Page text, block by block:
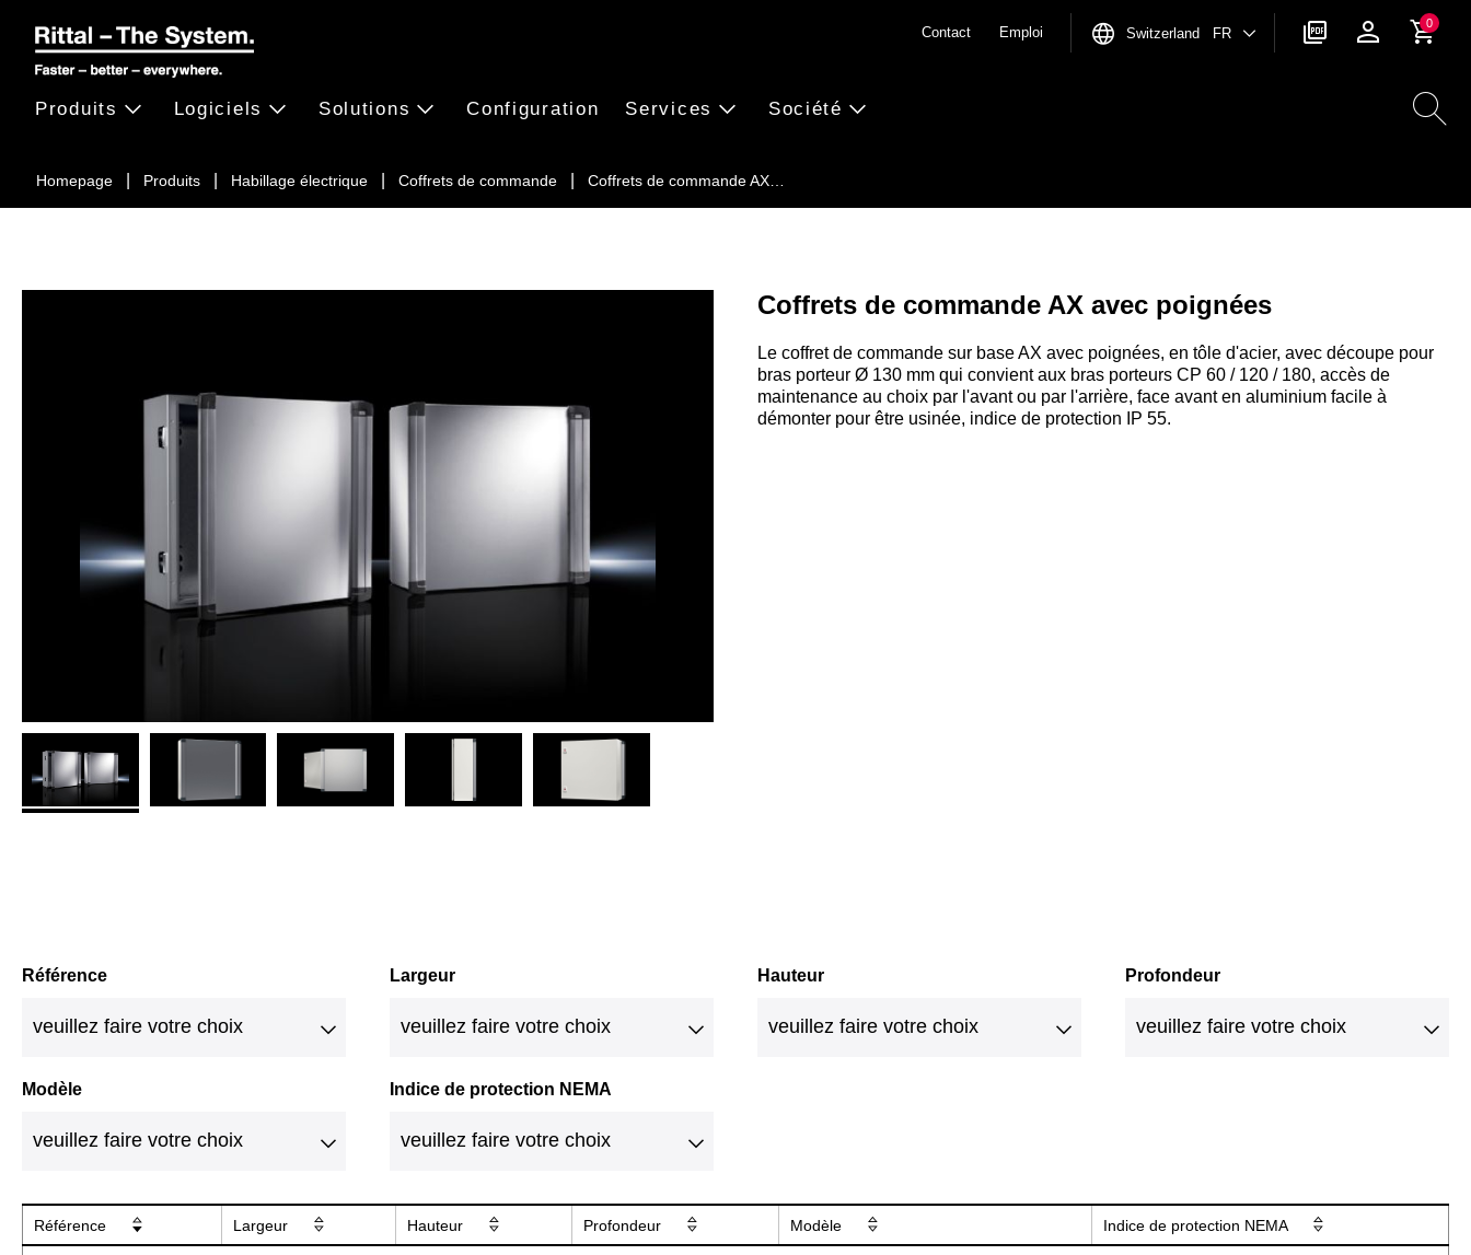
Homepage Produits Habillage électrique Coffrets de commande Coffrets de commande AX…
Produits Logiciels Solutions Configuration Services Société
Contact Emploi Switzerland FR
0
Coffrets de commande AX avec poignées
Le coffret de commande sur base AX avec poignées, en tôle d'acier, avec découpe pour
bras porteur Ø 130 mm qui convient aux bras porteurs CP 60 / 120 / 180, accès de
maintenance au choix par l'avant ou par l'arrière, face avant en aluminium facile à
démonter pour être usinée, indice de protection IP 55.
Référence Largeur Hauteur Profondeur
Modèle Indice de protection NEMA
Référence Largeur Hauteur Profondeur Modèle Indice de protection NEMA